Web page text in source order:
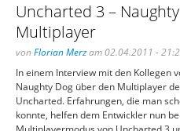
Uncharted 3 –
Multiplayer
von Florian Merzam 02.04.2011 -
In einem Interview mit den Kollegen
Naughty Dog über den Multiplayer
Uncharted. Erfahrungen, die man
konnte, helfen dem Entwickler nun